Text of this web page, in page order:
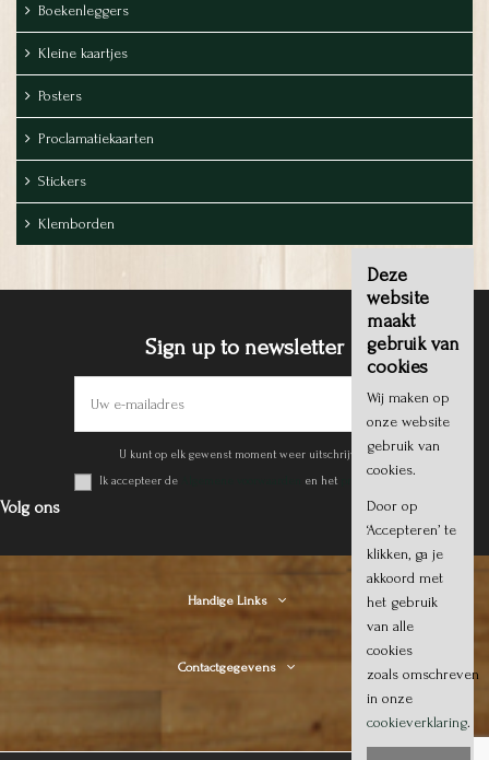
Boekenleggers
Kleine kaartjes
Posters
Proclamatiekaarten
Stickers
Klemborden
Sign up to newsletter
U kunt op elk gewenst moment weer uitschrijven.
Ik accepteer de
en het
Volg ons
Handige Links
Contactgegevens
Deze
website
maakt
gebruik van
cookies
Wij maken op
onze website
gebruik van
cookies.
Door op
‘Accepteren’ te
klikken, ga je
akkoord met
het gebruik
van alle
cookies
zoals omschreven
in onze
cookieverklaring.